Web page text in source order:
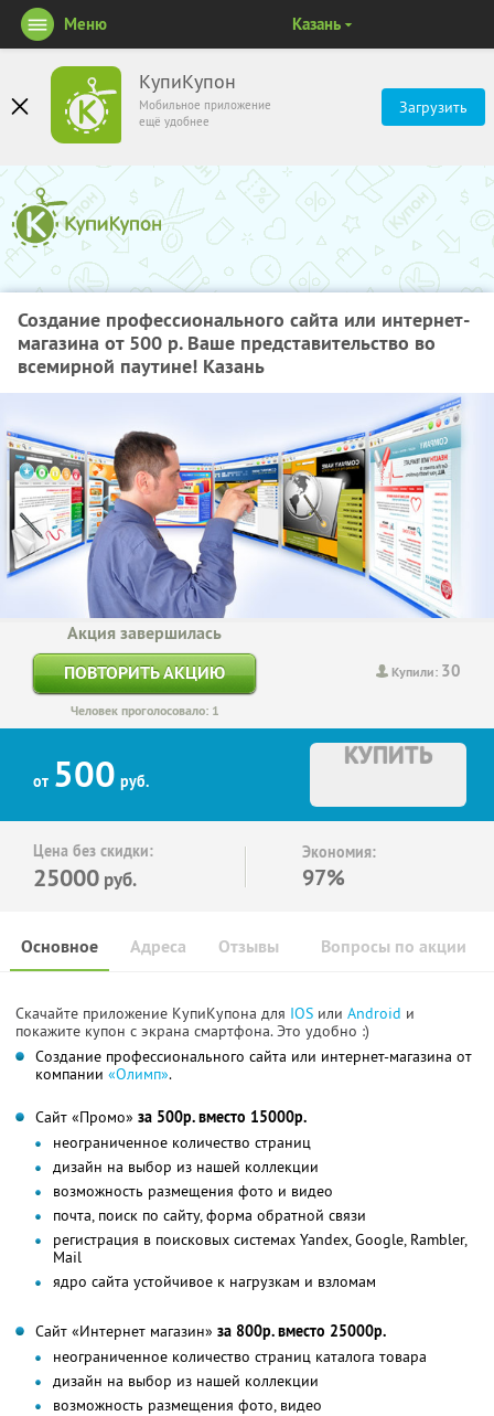
КупиКупон
Мобильное приложение
ещё удобнее
Загрузить
Меню Казань
Создание профессионального сайта или интернет-
магазина от 500 р. Ваше представительство во
всемирной паутине! Казань
Купили: 30
Акция завершилась
ПОВТОРИТЬ АКЦИЮ
Человек проголосовало: 1
от 500 руб.
КУПИТЬ
Цена без скидки:
25000 руб.
Экономия:
97%
Основное Отзывы Вопросы по акции
Адреса
Скачайте приложение КупиКупона для IOS или Android и
покажите купон с экрана смартфона. Это удобно :)
Создание профессионального сайта или интернет-магазина от
компании «Олимп».
Сайт «Промо» за 500р. вместо 15000р.
неограниченное количество страниц
дизайн на выбор из нашей коллекции
возможность размещения фото и видео
почта, поиск по сайту, форма обратной связи
регистрация в поисковых системах Yandex, Google, Rambler,
Mail
ядро сайта устойчивое к нагрузкам и взломам
Сайт «Интернет магазин» за 800р. вместо 25000р.
неограниченное количество страниц каталога товара
дизайн на выбор из нашей коллекции
возможность размещения фото, видео